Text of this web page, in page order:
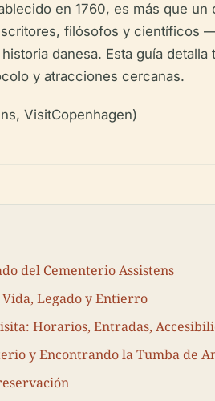
en 1760, es más que
filósofos y científicos
danesa. Esta guía
y atracciones cercanas.
VisitCopenhagen)
del Cementerio Assistens
Legado y Entierro
Horarios, Entradas,
y Encontrando la Tumba de